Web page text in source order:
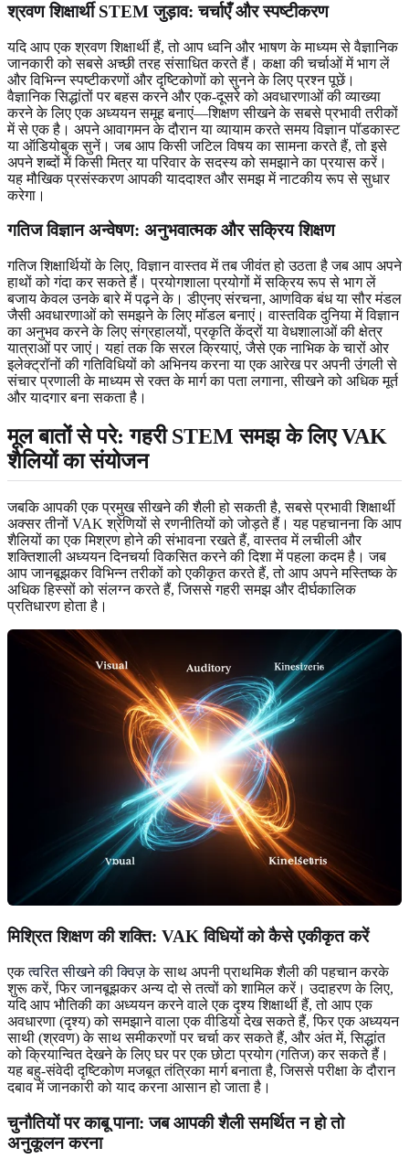
श्रवण शिक्षार्थी STEM जुड़ाव: चर्चाएँ और स्पष्टीकरण
यदि आप एक श्रवण शिक्षार्थी हैं, तो आप ध्वनि और भाषण के माध्यम से वैज्ञानिक
जानकारी को सबसे अच्छी तरह संसाधित करते हैं। कक्षा की चर्चाओं में भाग लें
और विभिन्न स्पष्टीकरणों और दृष्टिकोणों को सुनने के लिए प्रश्न पूछें।
वैज्ञानिक सिद्धांतों पर बहस करने और एक-दूसरे को अवधारणाओं की व्याख्या
करने के लिए एक अध्ययन समूह बनाएं—शिक्षण सीखने के सबसे प्रभावी तरीकों
में से एक है। अपने आवागमन के दौरान या व्यायाम करते समय विज्ञान पॉडकास्ट
या ऑडियोबुक सुनें। जब आप किसी जटिल विषय का सामना करते हैं, तो इसे
अपने शब्दों में किसी मित्र या परिवार के सदस्य को समझाने का प्रयास करें।
यह मौखिक प्रसंस्करण आपकी याददाश्त और समझ में नाटकीय रूप से सुधार
करेगा।
गतिज विज्ञान अन्वेषण: अनुभवात्मक और सक्रिय शिक्षण
गतिज शिक्षार्थियों के लिए, विज्ञान वास्तव में तब जीवंत हो उठता है जब आप अपने
हाथों को गंदा कर सकते हैं। प्रयोगशाला प्रयोगों में सक्रिय रूप से भाग लें
बजाय केवल उनके बारे में पढ़ने के। डीएनए संरचना, आणविक बंध या सौर मंडल
जैसी अवधारणाओं को समझने के लिए मॉडल बनाएं। वास्तविक दुनिया में विज्ञान
का अनुभव करने के लिए संग्रहालयों, प्रकृति केंद्रों या वेधशालाओं की क्षेत्र
यात्राओं पर जाएं। यहां तक कि सरल क्रियाएं, जैसे एक नाभिक के चारों ओर
इलेक्ट्रॉनों की गतिविधियों को अभिनय करना या एक आरेख पर अपनी उंगली से
संचार प्रणाली के माध्यम से रक्त के मार्ग का पता लगाना, सीखने को अधिक मूर्त
और यादगार बना सकता है।
मूल बातों से परे: गहरी STEM समझ के लिए VAK
शैलियों का संयोजन
जबकि आपकी एक प्रमुख सीखने की शैली हो सकती है, सबसे प्रभावी शिक्षार्थी
अक्सर तीनों VAK श्रेणियों से रणनीतियों को जोड़ते हैं। यह पहचानना कि आप
शैलियों का एक मिश्रण होने की संभावना रखते हैं, वास्तव में लचीली और
शक्तिशाली अध्ययन दिनचर्या विकसित करने की दिशा में पहला कदम है। जब
आप जानबूझकर विभिन्न तरीकों को एकीकृत करते हैं, तो आप अपने मस्तिष्क के
अधिक हिस्सों को संलग्न करते हैं, जिससे गहरी समझ और दीर्घकालिक
प्रतिधारण होता है।
मिश्रित शिक्षण की शक्ति: VAK विधियों को कैसे एकीकृत करें
एकत्वरित सीखने की क्विज़के साथ अपनी प्राथमिक शैली की पहचान करके
शुरू करें, फिर जानबूझकर अन्य दो से तत्वों को शामिल करें। उदाहरण के लिए,
यदि आप भौतिकी का अध्ययन करने वाले एक दृश्य शिक्षार्थी हैं, तो आप एक
अवधारणा (दृश्य) को समझाने वाला एक वीडियो देख सकते हैं, फिर एक अध्ययन
साथी (श्रवण) के साथ समीकरणों पर चर्चा कर सकते हैं, और अंत में, सिद्धांत
को क्रियान्वित देखने के लिए घर पर एक छोटा प्रयोग (गतिज) कर सकते हैं।
यह बहु-संवेदी दृष्टिकोण मजबूत तंत्रिका मार्ग बनाता है, जिससे परीक्षा के दौरान
दबाव में जानकारी को याद करना आसान हो जाता है।
चुनौतियों पर काबू पाना: जब आपकी शैली समर्थित न हो तो
अनुकूलन करना